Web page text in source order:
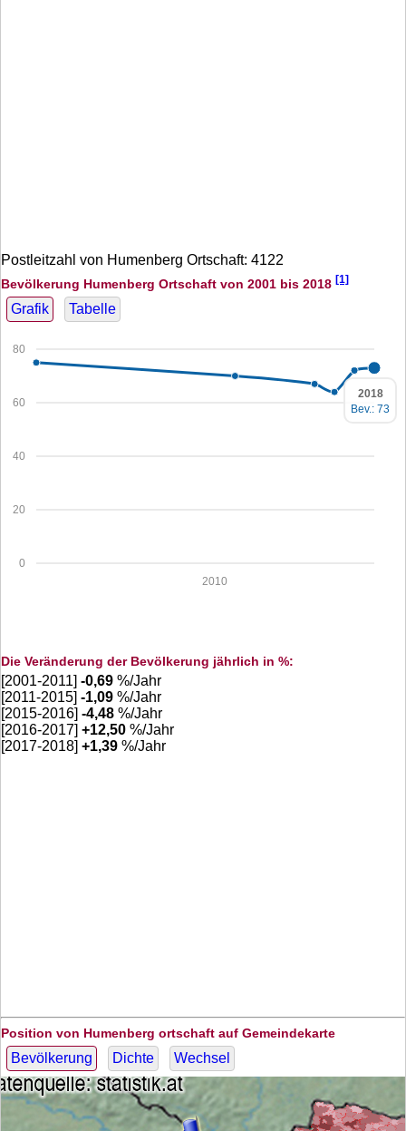
Postleitzahl von Humenberg Ortschaft: 4122
Bevölkerung Humenberg Ortschaft von 2001 bis 2018 [1]
Grafik Tabelle
0
20
40
60
80
2010
2018
Bev.: 73
Die Veränderung der Bevölkerung jährlich in %:
[2001-2011] -0,69 %/Jahr
[2011-2015] -1,09 %/Jahr
[2015-2016] -4,48 %/Jahr
[2016-2017] +12,50 %/Jahr
[2017-2018] +1,39 %/Jahr
Position von Humenberg ortschaft auf Gemeindekarte
Bevölkerung Dichte Wechsel